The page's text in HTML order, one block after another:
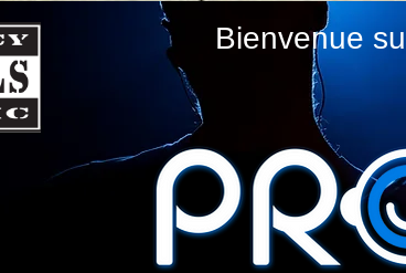
Bienvenue